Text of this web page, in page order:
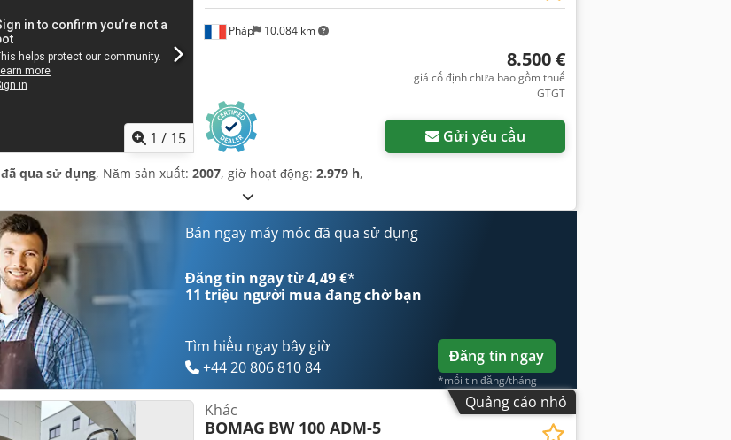
1 / 15
Pháp 10.084 km
8.500 €
giá cố định chưa bao gồm thuế
GTGT
Gửi yêu cầu
đã qua sử dụng, Năm sản xuất: 2007, giờ hoạt động: 2.979 h,
Bán ngay máy móc đã qua sử dụng
Đăng tin ngay từ 4,49 €*
11 triệu người mua đang chờ bạn
Tìm hiểu ngay bây giờ
+44 20 806 810 84
Đăng tin ngay
*mỗi tin đăng/tháng
Quảng cáo nhỏ
Khác
BOMAG BW 100 ADM-5